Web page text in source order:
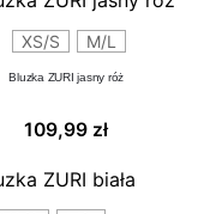
XS/S M/L
Bluzka ZURI jasny róż
109,99 zł